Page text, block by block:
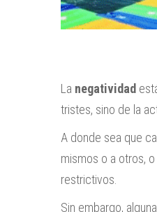
La negatividad
tristes, sino de la
A donde sea que
mismos o a otros,
restrictivos.
Sin embargo,